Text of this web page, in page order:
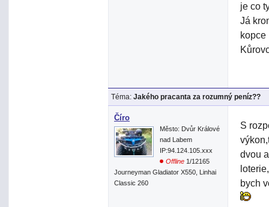
je co
Já
kopce
Téma: Jakého pracanta za rozumný peníz??
Číro
Město: Dvůr Králové
nad Labem
IP:94.124.105.xxx
Offline 1/12165
Journeyman Gladiator X550, Linhai
Classic 260
S
dvou
bych